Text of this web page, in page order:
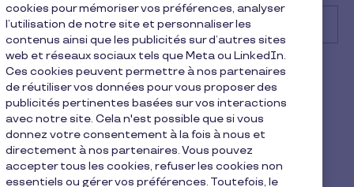
Rechercher
Utilisateur
Comment activer ou
désactiver le paiement en
ligne sur ma carte ?
cookies pour mémoriser vos préférences, analyser
l’utilisation de notre site et personnaliser les
contenus ainsi que les publicités sur d’autres sites
web et réseaux sociaux tels que Meta ou LinkedIn.
Ces cookies peuvent permettre à nos partenaires
de réutiliser vos données pour vous proposer des
publicités pertinentes basées sur vos interactions
avec notre site. Cela n'est possible que si vous
donnez votre consentement à la fois à nous et
directement à nos partenaires. Vous pouvez
accepter tous les cookies, refuser les cookies non
essentiels ou gérer vos préférences. Toutefois, le